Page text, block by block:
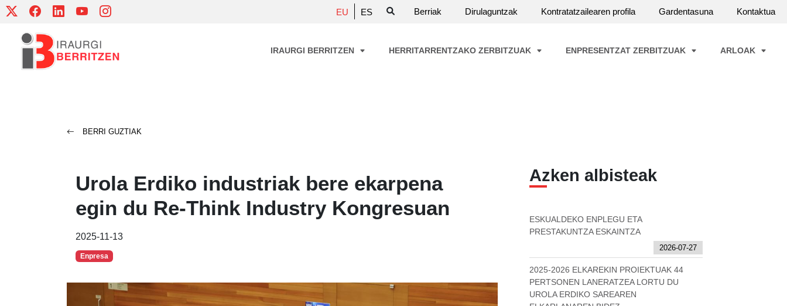
Skip
content
EU ES Berriak Dirulaguntzak Kontratatzailearen profila Gardentasuna Kontaktua
IRAURGI BERRITZEN HERRITARRENTZAKO ZERBITZUAK ENPRESENTZAT ZERBITZUAK ARLOAK
BERRI GUZTIAK
Urola Erdiko industriak bere ekarpena
egin du Re-Think Industry Kongresuan
2025-11-13
Enpresa
Azken albisteak
ESKUALDEKO ENPLEGU ETA
PRESTAKUNTZA ESKAINTZA
2026-07-27
2025-2026 ELKAREKIN PROIEKTUAK 44
PERTSONEN LANERATZEA LORTU DU
UROLA ERDIKO SAREAREN